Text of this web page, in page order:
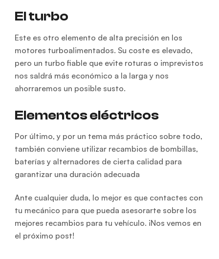
El turbo
Este es otro elemento de alta precisión en los
motores turboalimentados. Su coste es elevado,
pero un turbo fiable que evite roturas o imprevistos
nos saldrá más económico a la larga y nos
ahorraremos un posible susto.
Elementos eléctricos
Por último, y por un tema más práctico sobre todo,
también conviene utilizar recambios de bombillas,
baterías y alternadores de cierta calidad para
garantizar una duración adecuada
Ante cualquier duda, lo mejor es que contactes con
tu mecánico para que pueda asesorarte sobre los
mejores recambios para tu vehículo. ¡Nos vemos en
el próximo post!